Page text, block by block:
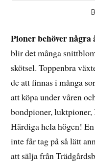
Pioner behöver några
blir det många
skötsel. Toppenbra
de att finnas i många
att köpa under våren
bondpioner,
Härdiga hela högen!
inte får tag på så lätt
att sälja från